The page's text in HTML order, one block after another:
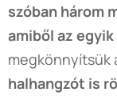
szóban három
amiből az
megkönnyítsük
halhangzót is